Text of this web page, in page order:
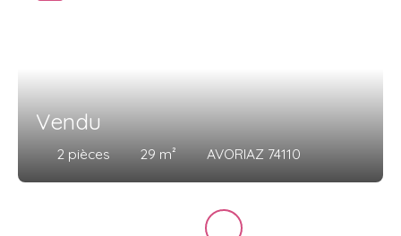
Vendu
2 pièces 29 m² AVORIAZ 74110